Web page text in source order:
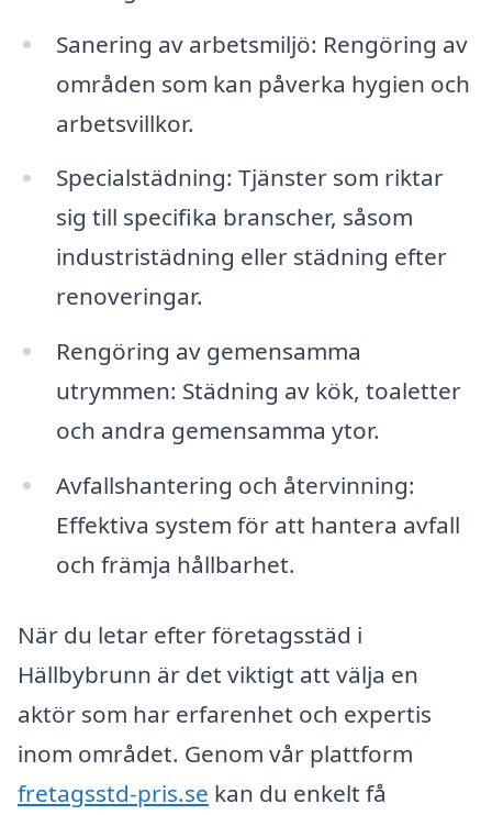
Sanering av arbetsmiljö: Rengöring av
områden som kan påverka hygien och
arbetsvillkor.
Specialstädning: Tjänster som riktar
sig till specifika branscher, såsom
industristädning eller städning efter
renoveringar.
Rengöring av gemensamma
utrymmen: Städning av kök, toaletter
och andra gemensamma ytor.
Avfallshantering och återvinning:
Effektiva system för att hantera avfall
och främja hållbarhet.
När du letar efter företagsstäd i
Hällbybrunn är det viktigt att välja en
aktör som har erfarenhet och expertis
inom området. Genom vår plattform
fretagsstd-pris.se kan du enkelt få